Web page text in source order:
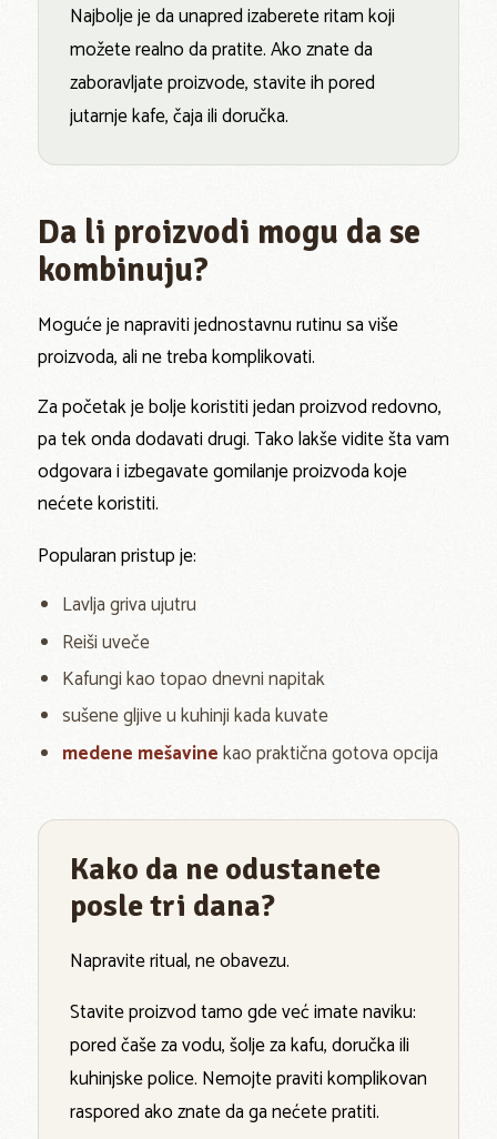
Najbolje je da unapred izaberete ritam koji
možete realno da pratite. Ako znate da
zaboravljate proizvode, stavite ih pored
jutarnje kafe, čaja ili doručka.
Da li proizvodi mogu da se
kombinuju?
Moguće je napraviti jednostavnu rutinu sa više
proizvoda, ali ne treba komplikovati.
Za početak je bolje koristiti jedan proizvod redovno,
pa tek onda dodavati drugi. Tako lakše vidite šta vam
odgovara i izbegavate gomilanje proizvoda koje
nećete koristiti.
Popularan pristup je:
Lavlja griva ujutru
Reiši uveče
Kafungi kao topao dnevni napitak
sušene gljive u kuhinji kada kuvate
medene mešavinekao praktična gotova opcija
Kako da ne odustanete
posle tri dana?
Napravite ritual, ne obavezu.
Stavite proizvod tamo gde već imate naviku:
pored čaše za vodu, šolje za kafu, doručka ili
kuhinjske police. Nemojte praviti komplikovan
raspored ako znate da ga nećete pratiti.